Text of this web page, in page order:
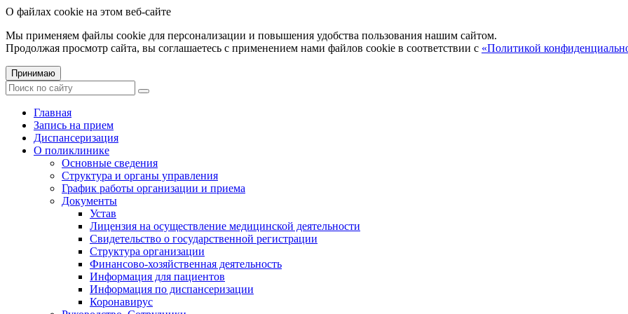
О файлах cookie на этом веб-сайте
Мы применяем файлы cookie для персонализации и повышения удобства пользования нашим сайтом.
Продолжая просмотр сайта, вы соглашаетесь с применением нами файлов cookie в соответствии с «Политикой
Принимаю
Главная
Запись на прием
Диспансеризация
О поликлинике
Основные сведения
Структура и органы управления
График работы организации и приема
Документы
Устав
Лицензия на осуществление медицинской деятельности
Свидетельство о государственной регистрации
Структура организации
Финансово-хозяйственная деятельность
Информация для пациентов
Информация по диспансеризации
Коронавирус